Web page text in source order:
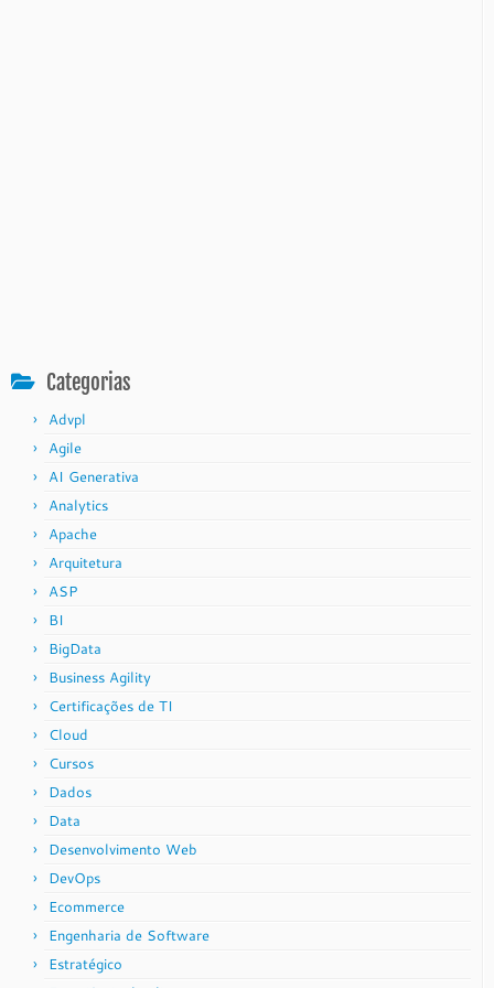
Categorias
Advpl
Agile
AI Generativa
Analytics
Apache
Arquitetura
ASP
BI
BigData
Business Agility
Certificações de TI
Cloud
Cursos
Dados
Data
Desenvolvimento Web
DevOps
Ecommerce
Engenharia de Software
Estratégico